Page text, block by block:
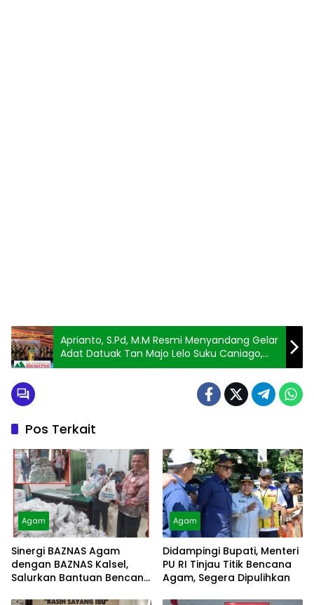
Aprianto, S.Pd, M.M Resmi Menyandang Gelar
Adat Datuak Tan Majo Lelo Suku Caniago,
Termasuk Basa Nan Barampek di Nagari
Pos Terkait
Agam
Sinergi BAZNAS Agam
dengan BAZNAS Kalsel,
Salurkan Bantuan Bencana
Agam
Didampingi Bupati, Menteri
PU RI Tinjau Titik Bencana
Agam, Segera Dipulihkan